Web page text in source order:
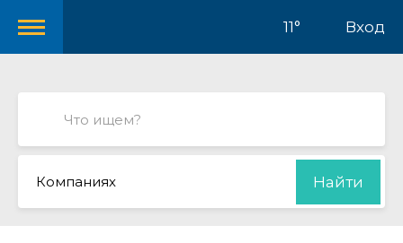
11° Вход
Компаниях Найти